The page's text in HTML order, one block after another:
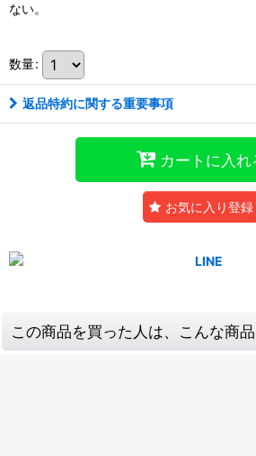
ない。
数量:
返品特約に関する重要事項
カートに入れ
お気に入り登録
この商品を買った人は、こんな商